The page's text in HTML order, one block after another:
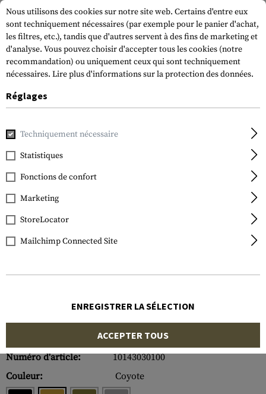
Invader Gear
Padded Rifle Carrier
130cm
Numéro d'article:
10143030100
Couleur:
Coyote
Nous utilisons des cookies sur notre site web. Certains d'entre eux
sont techniquement nécessaires (par exemple pour le panier d'achat,
les filtres, etc.), tandis que d'autres servent à des fins de marketing et
d'analyse. Vous pouvez choisir d'accepter tous les cookies (notre
recommandation) ou uniquement ceux qui sont techniquement
nécessaires. Lire plus d'informations sur la protection des données.
Réglages
Techniquement nécessaire
Statistiques
Fonctions de confort
Marketing
StoreLocator
Mailchimp Connected Site
ENREGISTRER LA SÉLECTION
ACCEPTER TOUS